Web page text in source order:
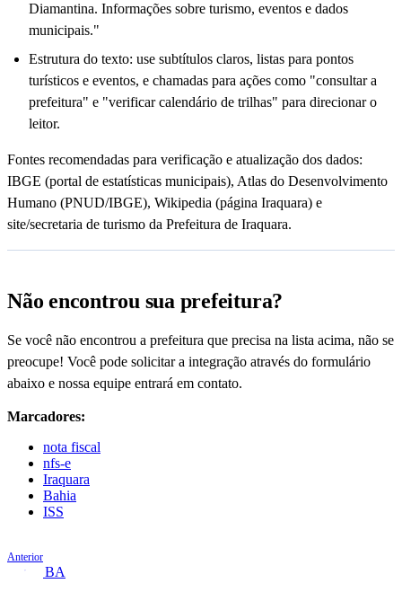
Diamantina. Informações sobre turismo, eventos e dados
municipais."
Estrutura do texto: use subtítulos claros, listas para pontos
turísticos e eventos, e chamadas para ações como "consultar a
prefeitura" e "verificar calendário de trilhas" para direcionar o
leitor.
Fontes recomendadas para verificação e atualização dos dados:
IBGE (portal de estatísticas municipais), Atlas do Desenvolvimento
Humano (PNUD/IBGE), Wikipedia (página Iraquara) e
site/secretaria de turismo da Prefeitura de Iraquara.
Não encontrou sua prefeitura?
Se você não encontrou a prefeitura que precisa na lista acima, não se
preocupe! Você pode solicitar a integração através do formulário
abaixo e nossa equipe entrará em contato.
Marcadores:
nota fiscal
nfs-e
Iraquara
Bahia
ISS
Anterior
Ipirá - BA